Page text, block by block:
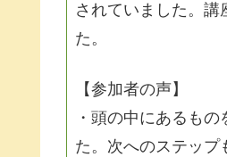
されていました。講
た。
【参加者の声】
・頭の中にあるも
た。次へのステップ